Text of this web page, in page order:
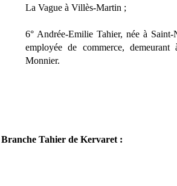
La Vague à Villès-Martin ;
6° Andrée-Emilie Tahier, née à
employée de commerce,
Monnier.
Branche Tahier de Kervaret :